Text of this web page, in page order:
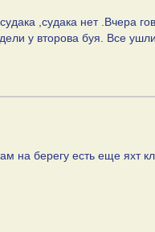
,судака нет .Вчера
у второва буя. Все
на берегу есть еще яхт